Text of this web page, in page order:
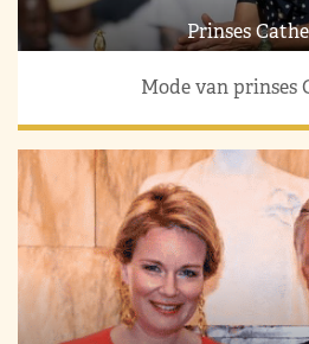
Prinses
Mode van prinses